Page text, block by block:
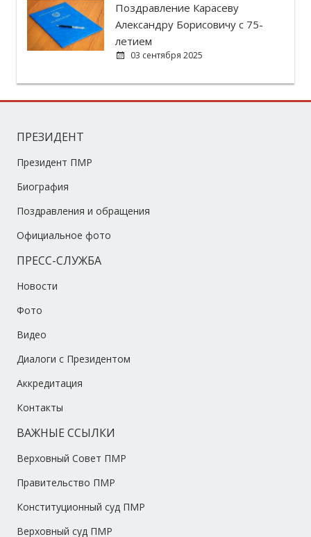
Поздравление Карасеву
Александру Борисовичу с 75-
летием
03 сентября 2025
ПРЕЗИДЕНТ
Президент ПМР
Биография
Поздравления и обращения
Официальное фото
ПРЕСС-СЛУЖБА
Новости
Фото
Видео
Диалоги с Президентом
Аккредитация
Контакты
ВАЖНЫЕ ССЫЛКИ
Верховный Совет ПМР
Правительство ПМР
Конституционный суд ПМР
Верховный суд ПМР